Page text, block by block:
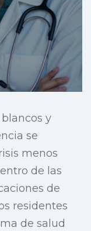
y
se
menos
de las
de
residentes
de salud